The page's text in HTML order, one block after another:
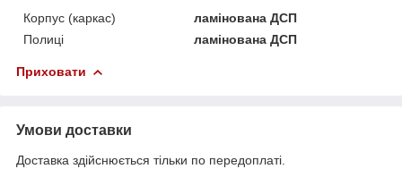
Корпус (каркас)
ламінована ДСП
Полиці
ламінована ДСП
Приховати
Умови доставки
Доставка здійснюється тільки по передоплаті.